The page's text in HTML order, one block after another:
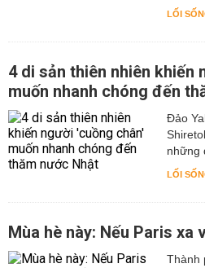
LỐI
4 di sản thiên nhiên khiến
muốn nhanh chóng đến
Đảo
những
LỐI
Mùa hè này: Nếu Paris xa
Thành